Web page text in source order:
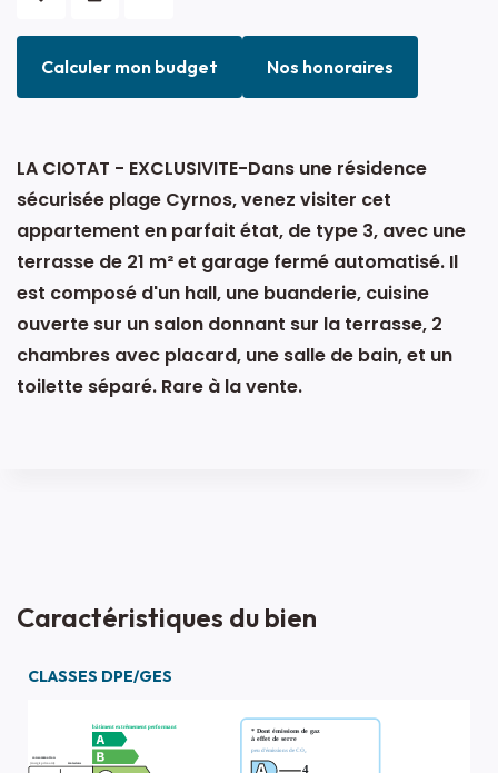
Calculer mon budget Nos honoraires
LA CIOTAT - EXCLUSIVITE-Dans une résidence
sécurisée plage Cyrnos, venez visiter cet
appartement en parfait état, de type 3, avec une
terrasse de 21 m² et garage fermé automatisé. Il
est composé d'un hall, une buanderie, cuisine
ouverte sur un salon donnant sur la terrasse, 2
chambres avec placard, une salle de bain, et un
toilette séparé. Rare à la vente.
Caractéristiques du bien
CLASSES DPE/GES